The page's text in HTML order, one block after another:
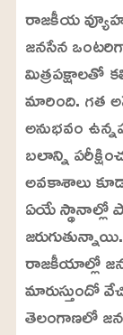
రాజకీయ
జనసేన
మిత్రపక్షాలతో
మారింది. గత
అనుభవం
బలాన్ని
అవకాశాలు
ఏయే స్థానాల్లో
రాజకీయాల్లో
మారుస్తుందో
తెలంగాణలో